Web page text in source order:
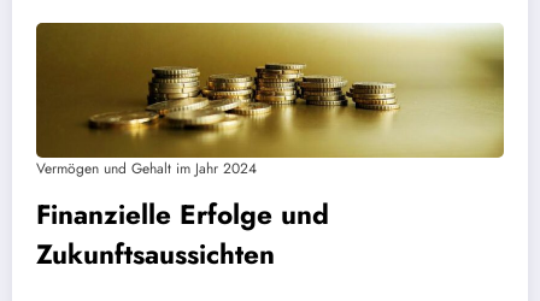
Vermögen und Gehalt im Jahr 2024
Finanzielle Erfolge und
Zukunftsaussichten